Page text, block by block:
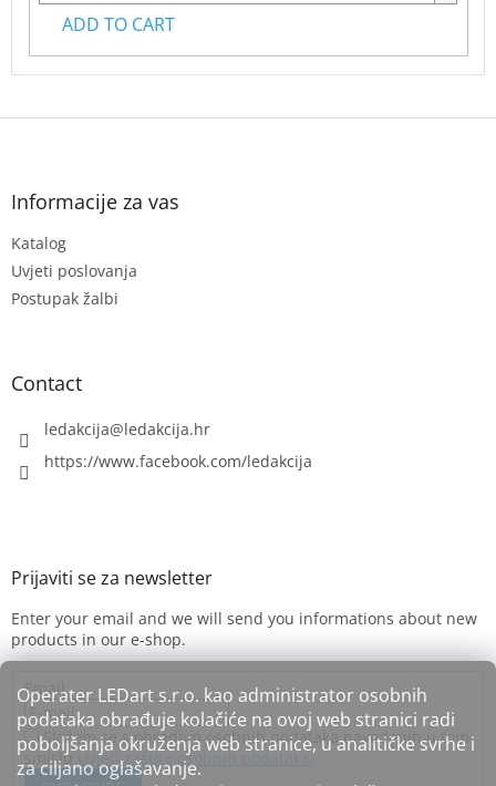
Operater LEDart s.r.o. kao administrator osobnih
podataka obrađuje kolačiće na ovoj web stranici radi
poboljšanja okruženja web stranice, u analitičke svrhe i
za ciljano oglašavanje.
ADD TO CART
F
Informacije za vas
Katalog
Uvjeti poslovanja
Postupak žalbi
Contact
ledakcija@ledakcija.hr
https://www.facebook.com/ledakcija
Enter your email and we will send you informations about new
products in our e-shop.
Email
Slažem se s obradom osobnih podataka navedenih u tom
smisluUvjeti zaštite osobnih podataka.